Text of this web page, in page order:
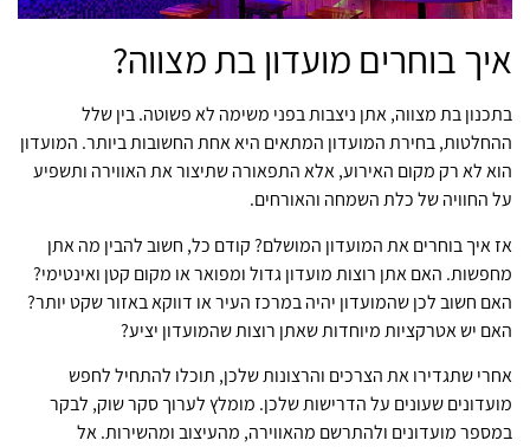
איך בוחרים מועדון בת מצווה?
בתכנון בת מצווה, אתן ניצבות בפני משימה לא פשוטה. בין שלל
ההחלטות, בחירת המועדון המתאים היא אחת החשובות ביותר. המועדון
הוא לא רק מקום האירוע, אלא התפאורה שתיצור את האווירה ותשפיע
על החוויה של כלת השמחה והאורחים.
אז איך בוחרים את המועדון המושלם? קודם כל, חשוב להבין מה אתן
מחפשות. האם אתן רוצות מועדון גדול ומפואר או מקום קטן ואינטימי?
האם חשוב לכן שהמועדון יהיה במרכז העיר או דווקא באזור שקט יותר?
האם יש אטרקציות מיוחדות שאתן רוצות שהמועדון יציע?
אחרי שתגדירו את הצרכים והרצונות שלכן, תוכלו להתחיל לחפש
מועדונים שעונים על הדרישות שלכן. מומלץ לערוך סקר שוק, לבקר
במספר מועדונים ולהתרשם מהאווירה, מהעיצוב ומהשירות. אל